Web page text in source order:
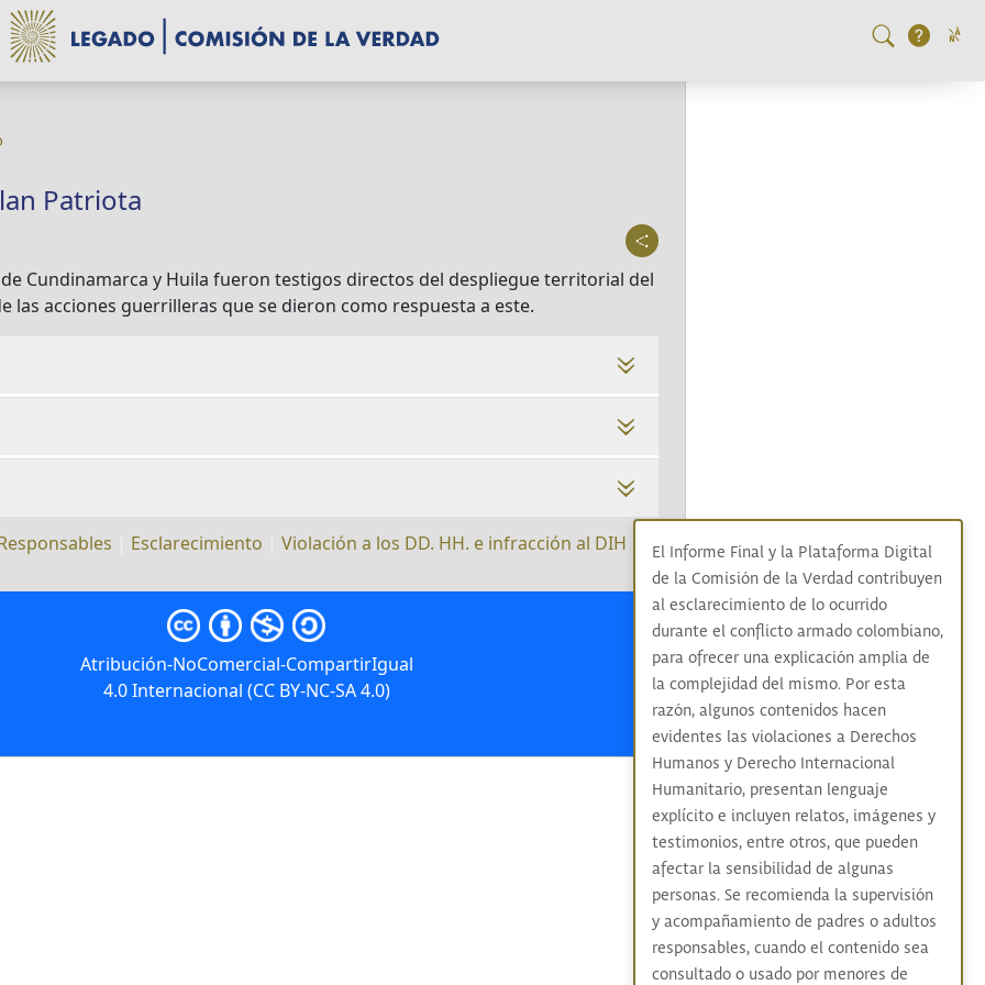
Patriota
Cundinamarca y Huila fueron testigos directos del despliegue territorial del
las acciones guerrilleras que se dieron como respuesta a este.
Esclarecimiento Violación a los DD. HH. e infracción al DIH
Atribución-NoComercial-CompartirIgual
4.0 Internacional (CC BY-NC-SA 4.0)
El Informe Final y la Plataforma Digital
de la Comisión de la Verdad contribuyen
al esclarecimiento de lo ocurrido
durante el conflicto armado colombiano,
para ofrecer una explicación amplia de
la complejidad del mismo. Por esta
razón, algunos contenidos hacen
evidentes las violaciones a Derechos
Humanos y Derecho Internacional
Humanitario, presentan lenguaje
explícito e incluyen relatos, imágenes y
testimonios, entre otros, que pueden
afectar la sensibilidad de algunas
personas. Se recomienda la supervisión
y acompañamiento de padres o adultos
responsables, cuando el contenido sea
consultado o usado por menores de